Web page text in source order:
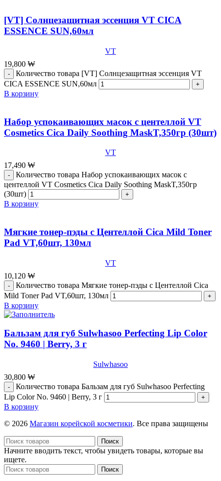
[VT] Солнцезащитная эссенция VT CICA
ESSENCE SUN,60мл
VT
19,800 ₩
Количество товара [VT] Солнцезащитная эссенция VT
CICA ESSENCE SUN,60мл
В корзину
Набор успокаивающих масок с центеллой VT
Cosmetics Cica Daily Soothing MaskT,350гр (30шт)
VT
17,490 ₩
Количество товара Набор успокаивающих масок с
центеллой VT Cosmetics Cica Daily Soothing MaskT,350гр
(30шт)
В корзину
Мягкие тонер-пэды с Центеллой Cica Mild Toner
Pad VT,60шт, 130мл
VT
10,120 ₩
Количество товара Мягкие тонер-пэды с Центеллой Cica
Mild Toner Pad VT,60шт, 130мл
В корзину
Бальзам для губ Sulwhasoo Perfecting Lip Color
No. 9460 | Berry, 3 г
Sulwhasoo
30,800 ₩
Количество товара Бальзам для губ Sulwhasoo Perfecting
Lip Color No. 9460 | Berry, 3 г
В корзину
© 2026 Магазин корейской косметики. Все права защищены
Поиск
Начните вводить текст, чтобы увидеть товары, которые вы
ищете.
Поиск